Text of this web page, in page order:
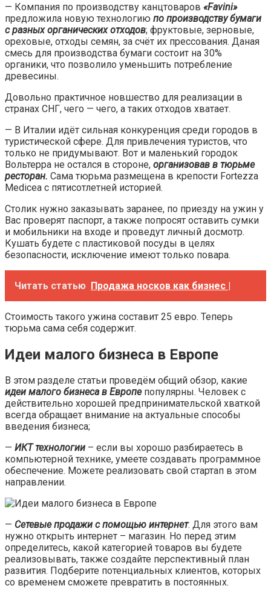
— Компания по производству канцтоваров «Favini»
предложила новую технологию по производству бумаги
с разных органических отходов; фруктовые, зерновые,
ореховые, отходы семян, за счёт их прессования. Даная
смесь для производства бумаги состоит на 30%
органики, что позволило уменьшить потребление
древесины.
Довольно практичное новшество для реализации в
странах СНГ, чего — чего, а таких отходов хватает.
— В Италии идёт сильная конкуренция среди городов в
туристической сфере. Для привлечения туристов, что
только не придумывают. Вот и маленький городок
Вольтерра не остался в стороне, организовав в тюрьме
ресторан. Сама тюрьма размещена в крепости Fortezza
Medicea с пятисотлетней историей.
Столик нужно заказывать заранее, по приезду на ужин у
Вас проверят паспорт, а также попросят оставить сумки
и мобильники на входе и проведут личный досмотр.
Кушать будете с пластиковой посуды в целях
безопасности, исключение имеют только повара.
Читать статью Продажа носков как бизнес |
Стоимость такого ужина составит 25 евро. Теперь
тюрьма сама себя содержит.
Идеи малого бизнеса в Европе
В этом разделе статьи проведём общий обзор, какие
идеи малого бизнеса в Европепопулярны. Человек с
действительно хорошей предпринимательской хваткой
всегда обращает внимание на актуальные способы
введения бизнеса;
— ИКТ технологии – если вы хорошо разбираетесь в
компьютерной технике, умеете создавать программное
обеспечение. Можете реализовать свой стартап в этом
направлении.
— Сетевые продажи с помощью интернет. Для этого вам
нужно открыть интернет – магазин. Но перед этим
определитесь, какой категорией товаров вы будете
реализовывать, также создайте перспективный план
развития. Подберите потенциальных клиентов, которых
со временем сможете превратить в постоянных.